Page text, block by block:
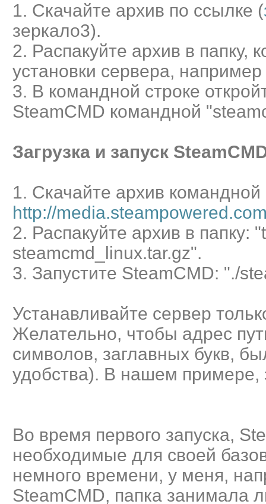
1. Скачайте архив по ссылке (
зеркало3).
2. Распакуйте архив в папку,
установки сервера,
3. В командной строке
SteamCMD командной
Загрузка и запуск
1. Скачайте архив командной
http://
2. Распакуйте архив в папку:
steamcmd_linux.tar.gz".
3. Запустите SteamCMD: "./
Устанавливайте сервер
Желательно, чтобы адрес
символов, заглавных букв,
удобства). В нашем примере,
Во время первого запуска,
необходимые для своей
немного времени, у меня,
SteamCMD, папка занимала